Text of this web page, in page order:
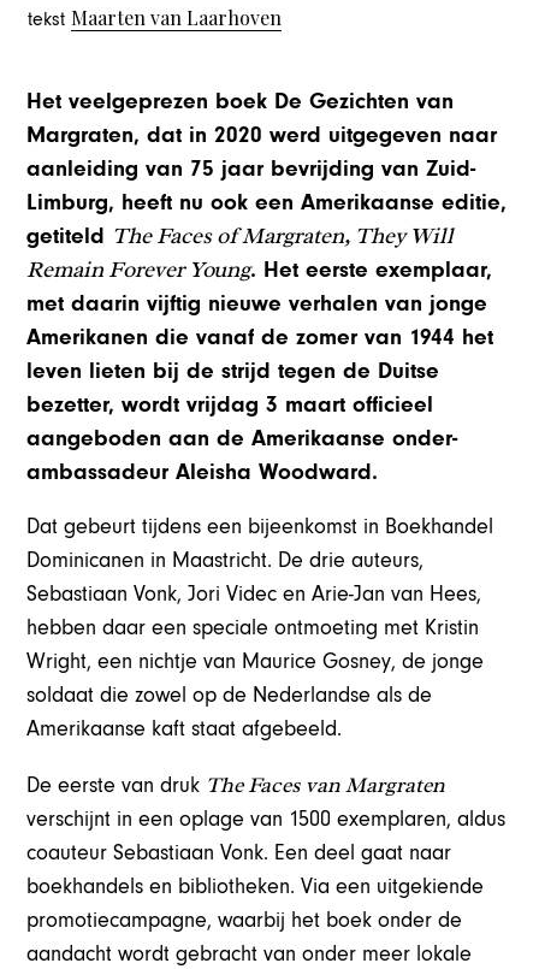
tekst Maarten van Laarhoven
Het veelgeprezen boek De Gezichten van
Margraten, dat in 2020 werd uitgegeven naar
aanleiding van 75 jaar bevrijding van Zuid-
Limburg, heeft nu ook een Amerikaanse editie,
getiteld The Faces of Margraten, They Will
Remain Forever Young. Het eerste exemplaar,
met daarin vijftig nieuwe verhalen van jonge
Amerikanen die vanaf de zomer van 1944 het
leven lieten bij de strijd tegen de Duitse
bezetter, wordt vrijdag 3 maart officieel
aangeboden aan de Amerikaanse onder-
ambassadeur Aleisha Woodward.
Dat gebeurt tijdens een bijeenkomst in Boekhandel
Dominicanen in Maastricht. De drie auteurs,
Sebastiaan Vonk, Jori Videc en Arie-Jan van Hees,
hebben daar een speciale ontmoeting met Kristin
Wright, een nichtje van Maurice Gosney, de jonge
soldaat die zowel op de Nederlandse als de
Amerikaanse kaft staat afgebeeld.
De eerste van druk The Faces van Margraten
verschijnt in een oplage van 1500 exemplaren, aldus
coauteur Sebastiaan Vonk. Een deel gaat naar
boekhandels en bibliotheken. Via een uitgekiende
promotiecampagne, waarbij het boek onder de
aandacht wordt gebracht van onder meer lokale